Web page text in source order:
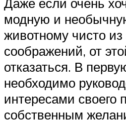
модную и
животному чисто из
соображений, от
отказаться. В
необходимо
интересами своего
собственным